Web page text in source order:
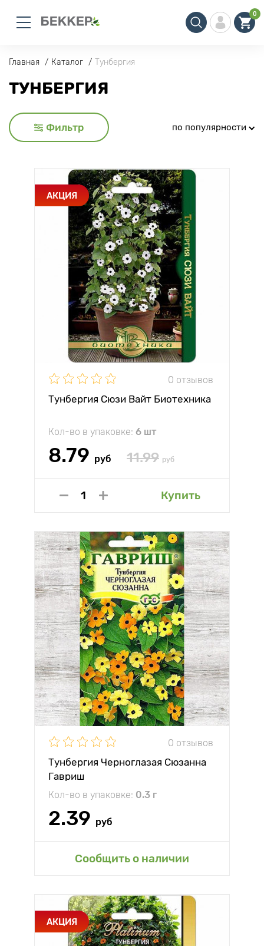
0
Главная Каталог Тунбергия
ТУНБЕРГИЯ
Фильтр по популярности
АКЦИЯ
0 отзывов
Тунбергия Сюзи Вайт Биотехника
Кол-во в упаковке: 6 шт
8.79 руб 11.99 руб
Купить
0 отзывов
Тунбергия Черноглазая Сюзанна
Гавриш
Кол-во в упаковке: 0.3 г
2.39 руб
Сообщить о наличии
АКЦИЯ